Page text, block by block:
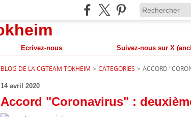
Ecrivez-nous
BLOG DE LA CGTEAM TOKHEIM > CATEGORIES > ACCORD
14 avril 2020
Accord "Coronavirus" :